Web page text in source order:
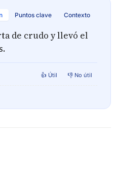
Puntos clave Contexto
de crudo y llevó el
👍 Útil 👎 No útil